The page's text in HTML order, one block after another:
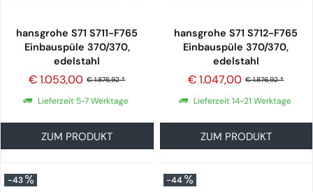
hansgrohe S71 S711-F765
Einbauspüle 370/370,
edelstahl
€ 1.876,92 *
€ 1.053,00
Lieferzeit 5-7 Werktage
ZUM PRODUKT
hansgrohe S71 S712-F765
Einbauspüle 370/370,
edelstahl
€ 1.876,92 *
€ 1.047,00
Lieferzeit 14-21 Werktage
ZUM PRODUKT
-43 -44